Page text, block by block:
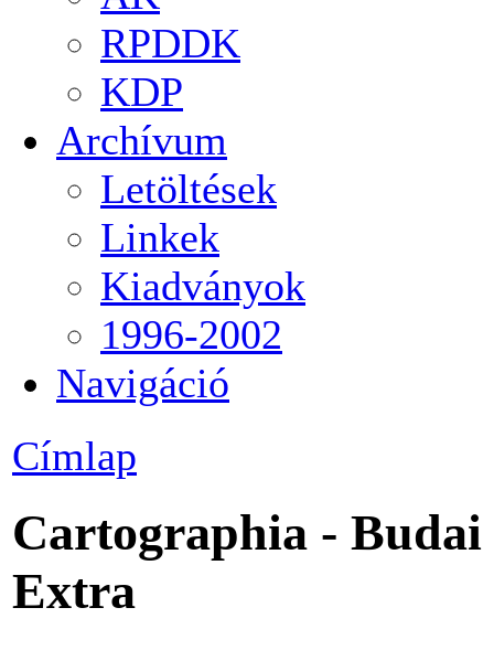
RPDDK
KDP
Archívum
Letöltések
Linkek
Kiadványok
1996-2002
Navigáció
Címlap
Cartographia -
Extra